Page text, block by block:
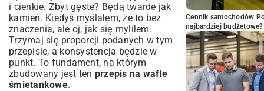
i cienkie. Zbyt gęste? Będą twarde jak
kamień. Kiedyś myślałem, że to bez
znaczenia, ale oj, jak się myliłem.
Trzymaj się proporcji podanych w tym
przepisie, a konsystencja będzie w
punkt. To fundament, na którym
zbudowany jest ten przepis na wafle
śmietankowe.
Cennik samochodów
najbardziej budżetowe?